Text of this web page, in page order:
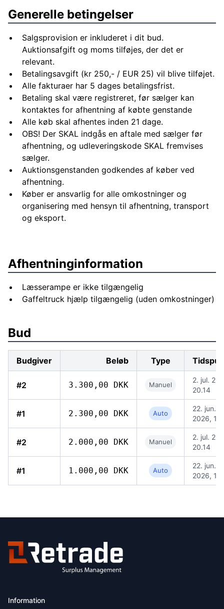
Generelle betingelser
Salgsprovision er inkluderet i dit bud.
Auktionsafgift og moms tilføjes, der det er
relevant.
Betalingsavgift (kr 250,- / EUR 25) vil blive tilføjet.
Alle fakturaer har 5 dages betalingsfrist.
Betaling skal være registreret, før sælger kan
kontaktes for afhentning af købte genstande
Alle køb skal afhentes inden 21 dage.
OBS! Der SKAL indgås en aftale med sælger før
afhentning, og udleveringskode SKAL fremvises
sælger.
Auktionsgenstanden godkendes af køber ved
afhentning.
Køber er ansvarlig for alle omkostninger og
organisering med hensyn til afhentning, transport
og eksport.
Afhentninginformation
Læsserampe er ikke tilgængelig
Gaffeltruck hjælp tilgængelig (uden omkostninger)
Bud
Budgiver Beløb Type
#2 3.300,00 DKK Manuel
2. jul.
20.14
#1 2.300,00 DKK Auto
22. jun.
2026,
#2 2.000,00 DKK Manuel
2. jul.
20.14
#1 1.000,00 DKK Auto
22. jun.
2026,
Information